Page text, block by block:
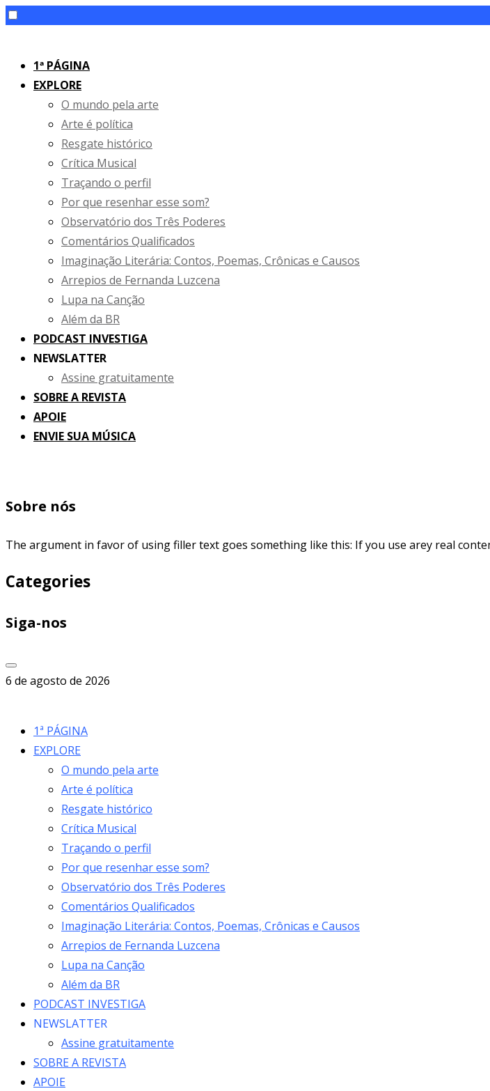
content1ª PÁGINA
EXPLORE
O mundo pela arte
Arte é política
Resgate histórico
Crítica Musical
Traçando o perfil
Por que resenhar esse som?
Observatório dos Três Poderes
Comentários Qualificados
Imaginação Literária: Contos, Poemas, Crônicas e Causos
Arrepios de Fernanda Luzcena
Lupa na Canção
Além da BR
PODCAST INVESTIGA
NEWSLATTER
Assine gratuitamente
SOBRE A REVISTA
APOIE
ENVIE SUA MÚSICA
Sobre nós
The argument in favor of using filler text goes something like this: If you use arey real
Categories
Siga-nos
6 de agosto de 2026
1ª PÁGINA
EXPLORE
O mundo pela arte
Arte é política
Resgate histórico
Crítica Musical
Traçando o perfil
Por que resenhar esse som?
Observatório dos Três Poderes
Comentários Qualificados
Imaginação Literária: Contos, Poemas, Crônicas e Causos
Arrepios de Fernanda Luzcena
Lupa na Canção
Além da BR
PODCAST INVESTIGA
NEWSLATTER
Assine gratuitamente
SOBRE A REVISTA
APOIE